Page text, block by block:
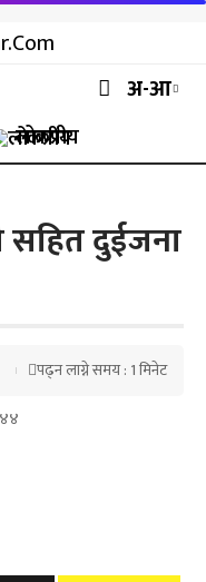
अ-आ
लोकप्रीय
सहित दुईजना
पढ्न लाग्ने समय : 1 मिनेट